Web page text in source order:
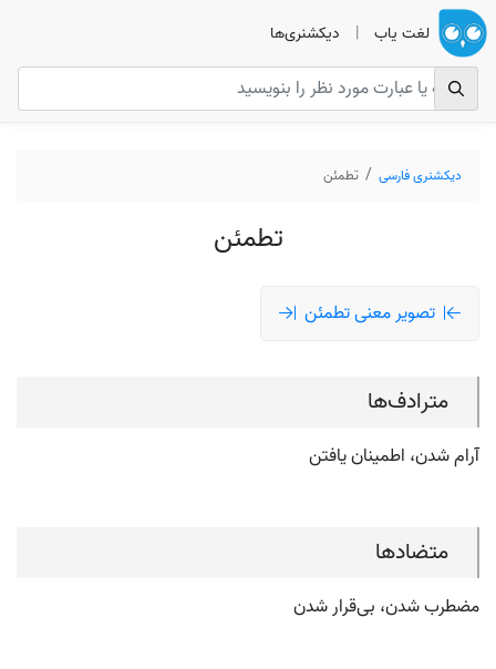
لغت یاب | دیکشنری‌ها
دیکشنری فارسی تطمئن
تطمئن
تصویر معنی تطمئن
مترادف‌ها
آرام شدن، اطمینان یافتن
متضادها
مضطرب شدن، بی‌قرار شدن